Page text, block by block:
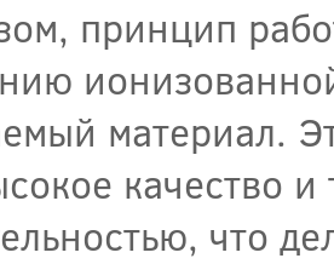
принцип
материал.
качество
что